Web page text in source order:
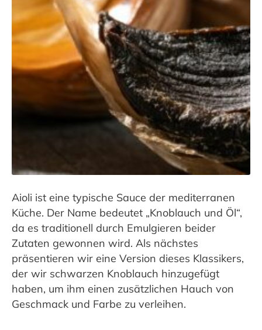
Aioli ist eine typische Sauce der mediterranen
Küche. Der Name bedeutet „Knoblauch und Öl“,
da es traditionell durch Emulgieren beider
Zutaten gewonnen wird. Als nächstes
präsentieren wir eine Version dieses Klassikers,
der wir schwarzen Knoblauch hinzugefügt
haben, um ihm einen zusätzlichen Hauch von
Geschmack und Farbe zu verleihen.